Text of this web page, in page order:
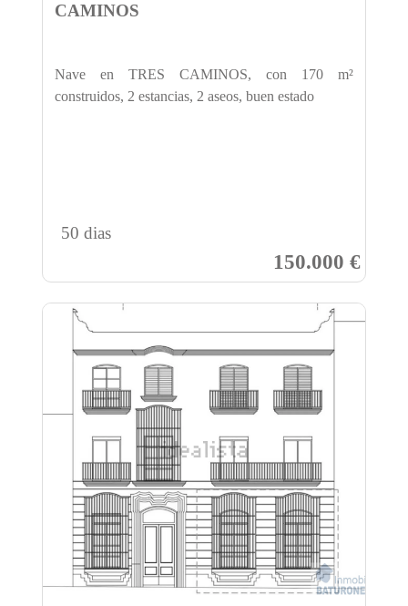
CAMINOS
Nave en TRES CAMINOS, con 170 m²
construidos, 2 estancias, 2 aseos, buen estado
50 dias
150.000 €
Previous